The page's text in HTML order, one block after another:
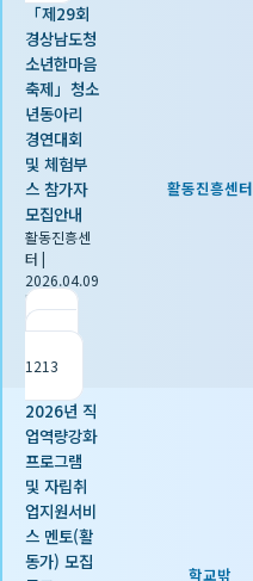
「제29회
경상남도청
소년한마음
축제」청소
년동아리
경연대회
및 체험부
스 참가자
모집안내
활동진흥센
터 |
2026.04.09
|
1213
활동진흥센터
2026년 직
업역량강화
프로그램
및 자립취
업지원서비
스 멘토(활
동가) 모집
학교밖